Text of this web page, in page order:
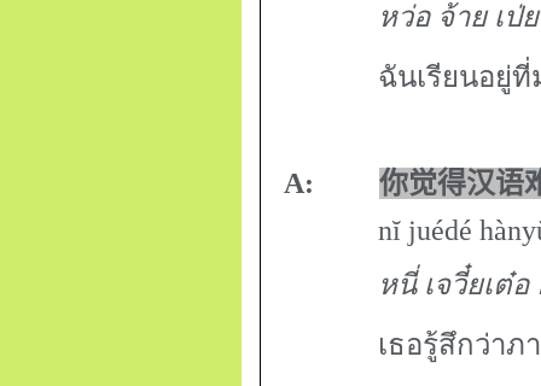
หว่อ จ้าย เป่
ฉันเรียนอยู่
A:你觉得汉语
nĭ juédé hànyŭ
หนี่ เจวี๋ยเต๋
เธอรู้สึกว่าภ